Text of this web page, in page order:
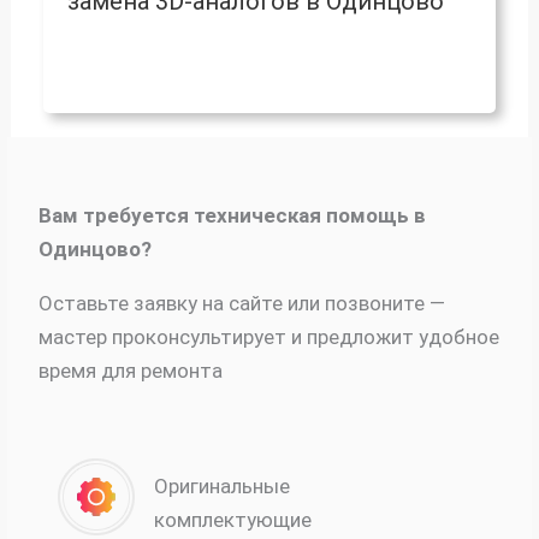
Вам требуется техническая помощь в
Одинцово?
Оставьте заявку на сайте или позвоните —
мастер проконсультирует и предложит удобное
время для ремонта
Оригинальные
комплектующие